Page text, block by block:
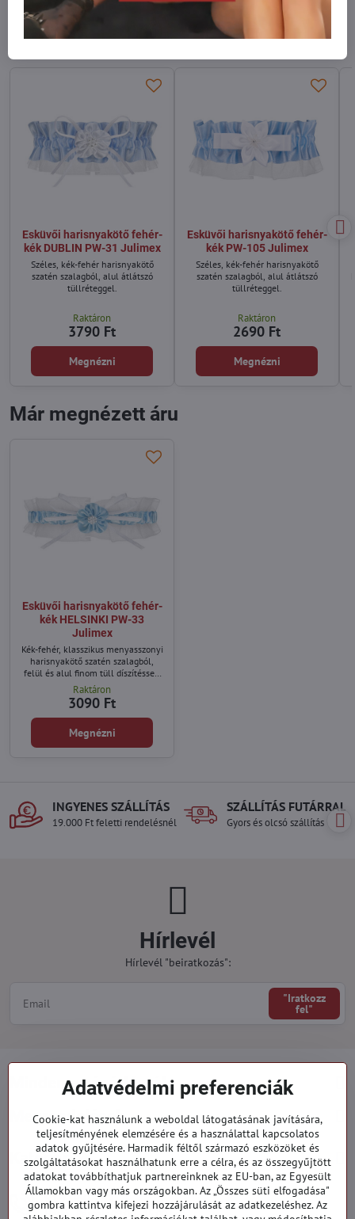
FacebookTwitterBlueskyPinterestReddit LinkedIn
Hasonló modellek
Esküvői harisnyakötő fehér-
kék DUBLIN PW-31 Julimex
Széles, kék-fehér harisnyakötő
szatén szalagból, alul átlátszó
tüllréteggel.
Raktáron
3790 Ft
Megnézni
Esküvői harisnyakötő fehér-
kék PW-105 Julimex
Széles, kék-fehér harisnyakötő
szatén szalagból, alul átlátszó
tüllréteggel.
Raktáron
2690 Ft
Megnézni
Már megnézett áru
Esküvői harisnyakötő fehér-
kék HELSINKI PW-33
Julimex
Kék-fehér, klasszikus menyasszonyi
harisnyakötő szatén szalagból,
felül és alul finom tüll díszítéssel,
fehér masnival és kék virággal
díszítve, közepén apró gyöngyökkel.
Raktáron
3090 Ft
Megnézni
INGYENES SZÁLLÍTÁS
19.000 Ft feletti rendelésnél
SZÁLLÍTÁS FUTÁRRAL
Gyors és olcsó szállítás
Hírlevél
Hírlevél "beiratkozás":
"Iratkozz
fel"
Minden a vásárlásról
Megrendelések
Kategóriák
919 060 751
Hétfő - Péntek: 09:00 - 15:00 hod.
Adatvédelmi preferenciák
Cookie-kat használunk a weboldal látogatásának javítására,
teljesítményének elemzésére és a használattal kapcsolatos
adatok gyűjtésére. Harmadik féltől származó eszközöket és
szolgáltatásokat használhatunk erre a célra, és az összegyűjtött
adatokat továbbíthatjuk partnereinknek az EU-ban, az Egyesült
Államokban vagy más országokban. Az „Összes süti elfogadása"
gombra kattintva kifejezi hozzájárulását az adatkezeléshez. Az